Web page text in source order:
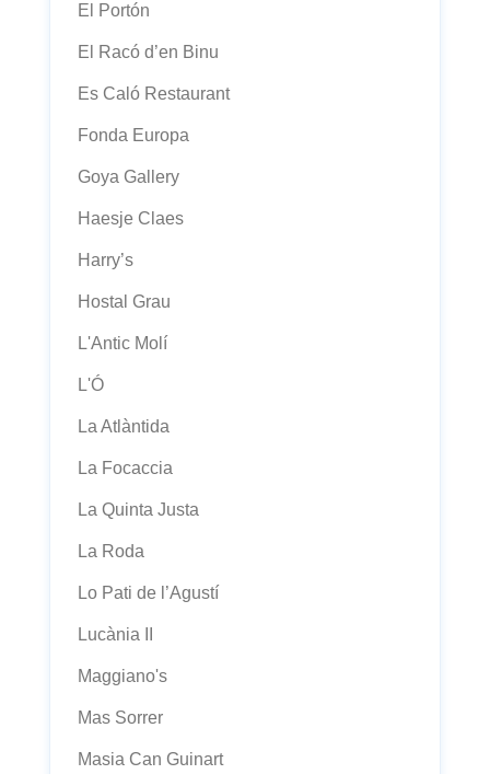
El Portón
El Racó d’en Binu
Es Caló Restaurant
Fonda Europa
Goya Gallery
Haesje Claes
Harry’s
Hostal Grau
L'Antic Molí
L'Ó
La Atlàntida
La Focaccia
La Quinta Justa
La Roda
Lo Pati de l’Agustí
Lucània II
Maggiano's
Mas Sorrer
Masia Can Guinart